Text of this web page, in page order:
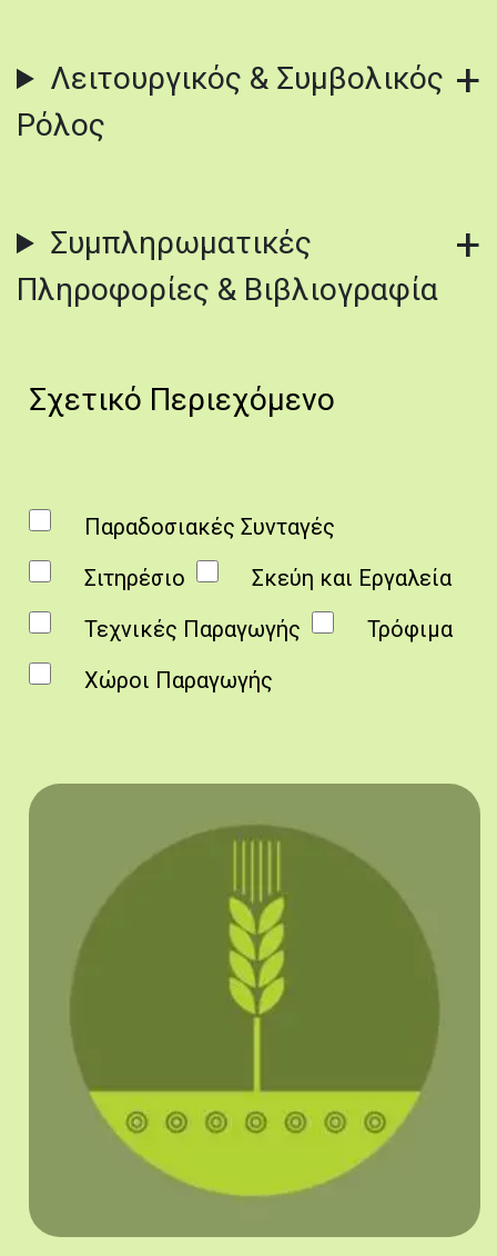
Λειτουργικός & Συμβολικός
Ρόλος
Συμπληρωματικές
Πληροφορίες & Βιβλιογραφία
Σχετικό Περιεχόμενο
Παραδοσιακές Συνταγές
Σιτηρέσιο
Σκεύη και Εργαλεία
Τεχνικές Παραγωγής
Τρόφιμα
Χώροι Παραγωγής